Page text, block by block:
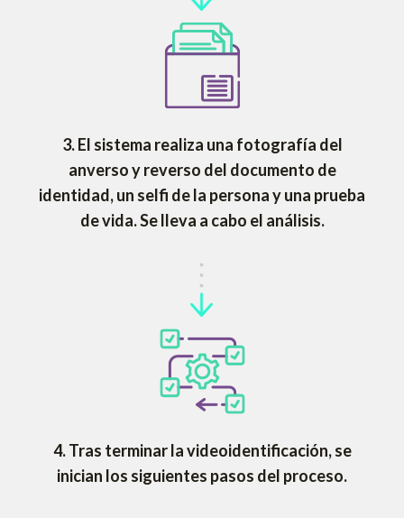
3. El sistema realiza una fotografía del
anverso y reverso del documento de
identidad, un selfi de la persona y una prueba
de vida. Se lleva a cabo el análisis.
4. Tras terminar la videoidentificación, se
inician los siguientes pasos del proceso.